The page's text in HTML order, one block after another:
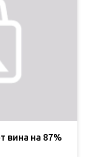
вина на 87%